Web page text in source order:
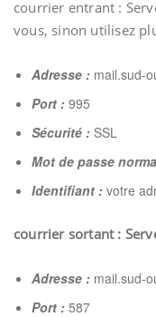
courrier entrant :
vous, sinon utilisez
Adresse : mail.sud-
Port : 995
Sécurité : SSL
Mot de passe
Identifiant : votre
courrier sortant :
Adresse : mail.sud-
Port : 587